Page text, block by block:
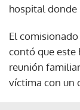
hospital donde
El
contó que este
reunión
víctima con un